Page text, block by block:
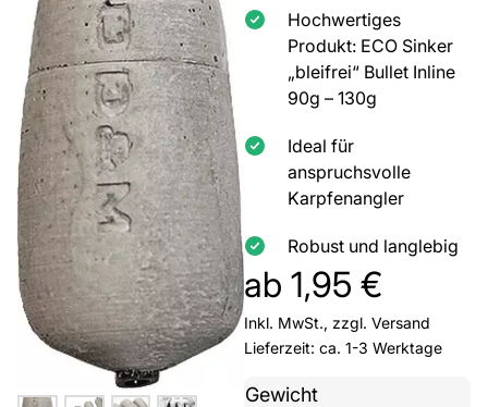
Hochwertiges
Produkt: ECO Sinker
„bleifrei“ Bullet Inline
90g – 130g
Ideal für
anspruchsvolle
Karpfenangler
Robust und langlebig
ab 1,95 €
Inkl. MwSt., zzgl. Versand
Lieferzeit: ca. 1-3 Werktage
Gewicht